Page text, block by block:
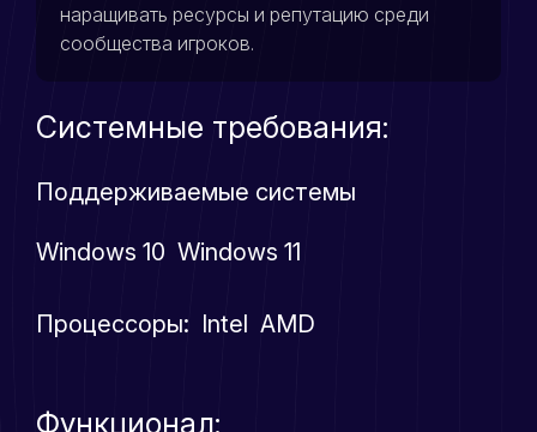
наращивать ресурсы и репутацию среди
сообщества игроков.
Системные требования:
Поддерживаемые системы
Windows 10 Windows 11
Процессоры: Intel AMD
Функционал: